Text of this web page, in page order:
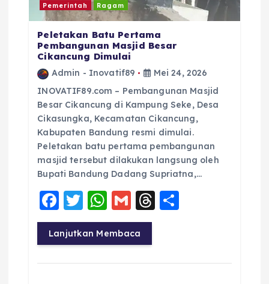
Pemerintah Ragam
Peletakan Batu Pertama
Pembangunan Masjid Besar
Cikancung Dimulai
Admin - Inovatif89
Mei 24, 2026
INOVATIF89.com – Pembangunan Masjid
Besar Cikancung di Kampung Seke, Desa
Cikasungka, Kecamatan Cikancung,
Kabupaten Bandung resmi dimulai.
Peletakan batu pertama pembangunan
masjid tersebut dilakukan langsung oleh
Bupati Bandung Dadang Supriatna,…
F
a
c
e
T
w
it
te
W
h
a
ts
G
m
ai
l
T
a re
Lanjutkan Membaca